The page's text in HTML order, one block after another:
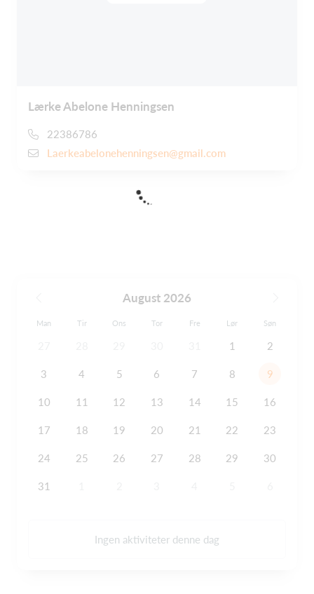
Lærke Abelone Henningsen
22386786
Laerkeabelonehenningsen@gmail.com
August 2026
Man Tir Ons Tor Fre Lør Søn
1 2
3 4 5 6 7 8 9
10 11 12 13 14 15 16
17 18 19 20 21 22 23
24 25 26 27 28 29 30
31
Ingen aktiviteter denne dag